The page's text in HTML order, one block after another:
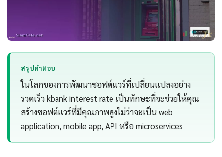
สรุปคำตอบ
ในโลกของการพัฒนาซอฟต์แวร์ที่เปลี่ยนแปลงอย่าง
รวดเร็ว kbank interest rate เป็นทักษะที่จะช่วยให้คุณ
สร้างซอฟต์แวร์ที่มีคุณภาพสูงไม่ว่าจะเป็น web
application, mobile app, API หรือ microservices